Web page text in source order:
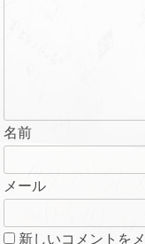
名前
メール
新しいコメントを